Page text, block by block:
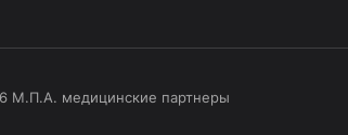
М.П.А. медицинские партнеры